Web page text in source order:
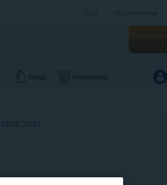
OCU OCU Inversiones
Maximiza